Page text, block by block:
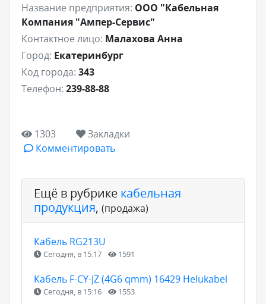
Название предприятия: ООО "Кабельная
Компания "Ампер-Сервис"
Контактное лицо: Малахова Анна
Город: Екатеринбург
Код города: 343
Телефон: 239-88-88
1303
Закладки
Комментировать
Ещё в рубрике кабельная
продукция, (продажа)
Кабель RG213U
Сегодня, в 15:17 1591
Кабель F-CY-JZ (4G6 qmm) 16429 Helukabel
Сегодня, в 15:16 1553